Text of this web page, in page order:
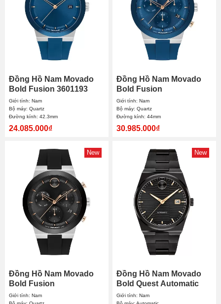
Đồng Hồ Nam Movado
Bold Fusion 3601193
42.3mm
Giới tính: Nam
Bộ máy: Quartz
Đường kính: 42.3mm
24.085.000₫
Đồng Hồ Nam Movado
Bold Fusion
Chronograph 3601331
44mm
Giới tính: Nam
Bộ máy: Quartz
Đường kính: 44mm
30.985.000₫
New
Đồng Hồ Nam Movado
Bold Fusion
Chronograph 3601330
Giới tính: Nam
New
Đồng Hồ Nam Movado
Bold Quest Automatic
3601274 39mm
Giới tính: Nam